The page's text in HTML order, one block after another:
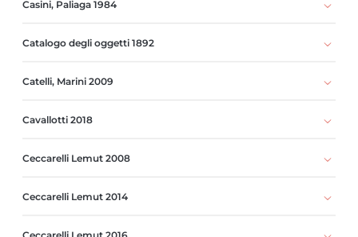
Casini, Paliaga 1984
Catalogo degli oggetti 1892
Catelli, Marini 2009
Cavallotti 2018
Ceccarelli Lemut 2008
Ceccarelli Lemut 2014